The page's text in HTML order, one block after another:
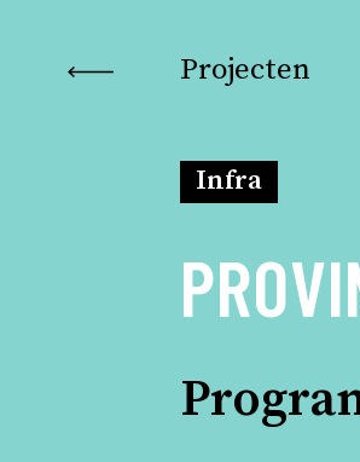
Projecten
Infra